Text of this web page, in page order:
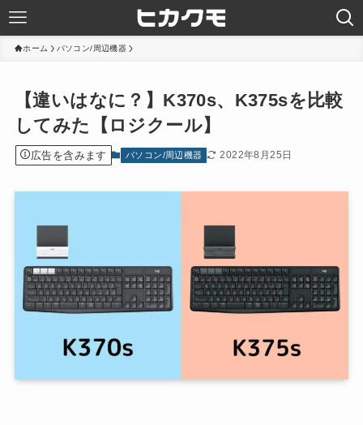
ホーム パソコン/周辺機器
【違いはなに？】K370s、K375sを比較
してみた【ロジクール】
広告を含みます パソコン/周辺機器 2022年8月25日